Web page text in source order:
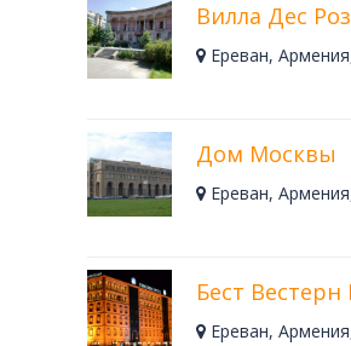
Вилла Дес
Ереван,
Дом Москвы
Ереван,
Бест Вестерн
Ереван,